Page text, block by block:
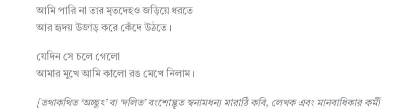
আমি পারি না তার মৃতদেহও জড়িয়ে ধরতে
আর হৃদয় উজাড় করে কেঁদে উঠতে।
যেদিন সে চলে গেলো
আমার মুখে আমি কালো রঙ মেখে নিলাম।
[তথাকথিত ‘অচ্ছুৎ’ বা ‘দলিত’ বংশোদ্ভূত স্বনামধন্য মারাঠি কবি, লেখক এবং মানবাধিকার কর্মী